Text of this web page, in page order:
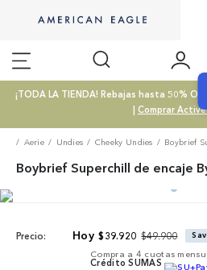
¡TODA LA TIENDA! Rebajas hasta 50%
| Comprar
Aerie Undies Cheeky Undies Boybrief
Boybrief Superchill de encaje
Precio: $39.920 $49.900
Compra a 4 cuotas
Crédito SUMAS